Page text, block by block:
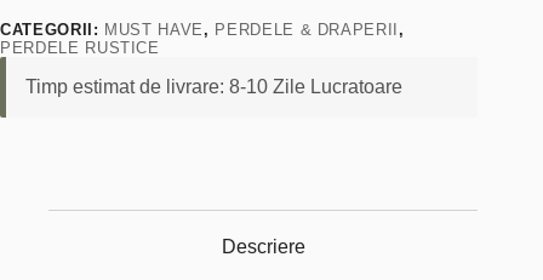
CATEGORII: MUST HAVE , PERDELE & DRAPERII ,
PERDELE RUSTICE
Timp estimat de livrare: 8-10 Zile Lucratoare
Descriere